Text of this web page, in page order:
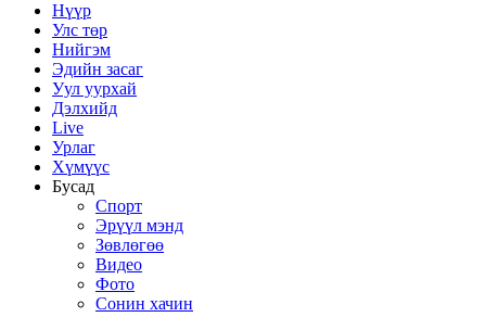
Нүүр
Улс төр
Нийгэм
Эдийн засаг
Уул уурхай
Дэлхийд
Live
Урлаг
Хүмүүс
Бусад
Спорт
Эрүүл мэнд
Зөвлөгөө
Видео
Фото
Сонин хачин